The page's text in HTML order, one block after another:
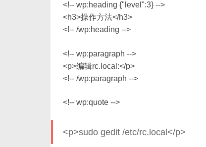
<!-- wp:heading {"level":3} -->
<h3>操作方法</h3>
<!-- /wp:heading -->
<!-- wp:paragraph -->
<p>编辑rc.local:</p>
<!-- /wp:paragraph -->
<!-- wp:quote -->
<p>sudo gedit /etc/rc.local</p>